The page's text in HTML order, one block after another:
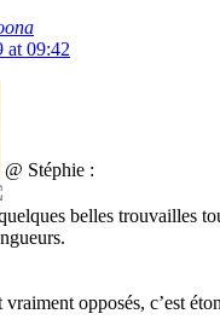
at 09:42
@ Stéphie :
belles trouvailles
opposés, c’est